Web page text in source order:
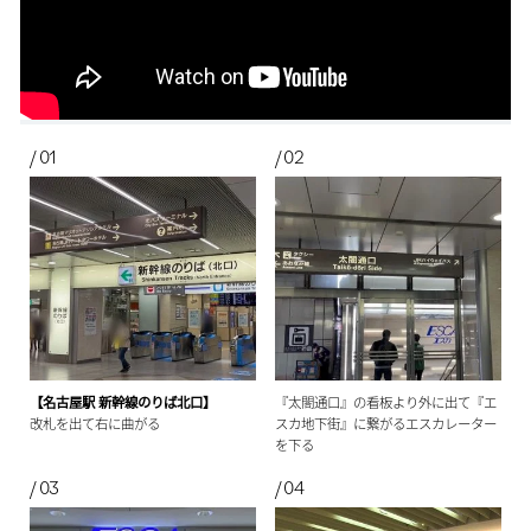
【名古屋駅 新幹線のりば北口】
改札を出て右に曲がる
『太閤通口』の看板より外に出て『エ
スカ地下街』に繋がるエスカレーター
を下る